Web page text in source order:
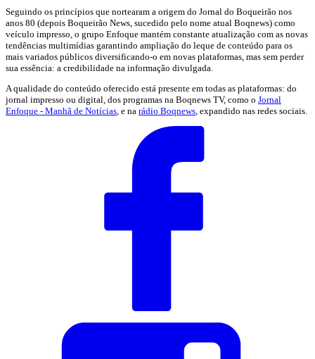
Seguindo os princípios que nortearam a origem do Jornal do Boqueirão nos
anos 80 (depois Boqueirão News, sucedido pelo nome atual Boqnews) como
veículo impresso, o grupo Enfoque mantém constante atualização com as novas
tendências multimídias garantindo ampliação do leque de conteúdo para os
mais variados públicos diversificando-o em novas plataformas, mas sem perder
sua essência: a credibilidade na informação divulgada.
A qualidade do conteúdo oferecido está presente em todas as plataformas: do
jornal impresso ou digital, dos programas na Boqnews TV, como o Jornal
Enfoque - Manhã de Notícias, e na rádio Boqnews, expandido nas redes sociais.